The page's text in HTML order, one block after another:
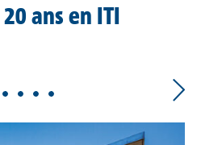
ans en ITI